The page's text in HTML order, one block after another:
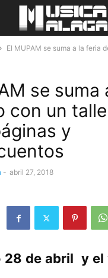
El MUPAM se suma a la feria
se suma
con un
y
- abril 27, 2018
28 de abril y el